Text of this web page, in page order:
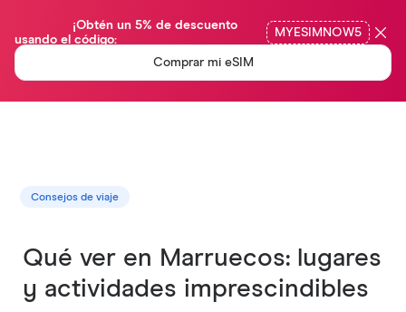
usando el código:
MYESIMNOW5
Comprar mi eSIM
Consejos de viaje
Qué ver en Marruecos: lugares
y actividades imprescindibles